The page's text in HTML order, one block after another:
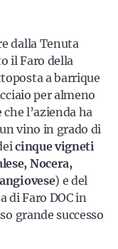
dalla Tenuta
il Faro della
a barrique
per almeno
l’azienda ha
vino in grado di
cinque vigneti
Nocera,
) e del
di Faro DOC in
grande successo